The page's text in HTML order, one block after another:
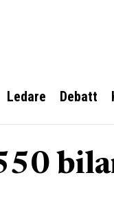
Ledare Debatt